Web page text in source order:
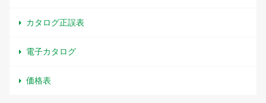
カタログ正誤表
電子カタログ
価格表